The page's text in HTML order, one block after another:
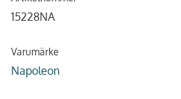
15228NA
Varumärke
Napoleon